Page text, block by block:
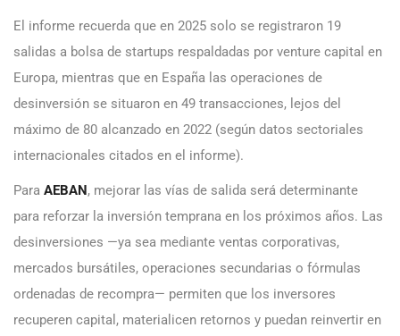
El informe recuerda que en 2025 solo se registraron 19
salidas a bolsa de startups respaldadas por venture capital en
Europa, mientras que en España las operaciones de
desinversión se situaron en 49 transacciones, lejos del
máximo de 80 alcanzado en 2022 (según datos sectoriales
internacionales citados en el informe).
Para AEBAN, mejorar las vías de salida será determinante
para reforzar la inversión temprana en los próximos años. Las
desinversiones —ya sea mediante ventas corporativas,
mercados bursátiles, operaciones secundarias o fórmulas
ordenadas de recompra— permiten que los inversores
recuperen capital, materialicen retornos y puedan reinvertir en